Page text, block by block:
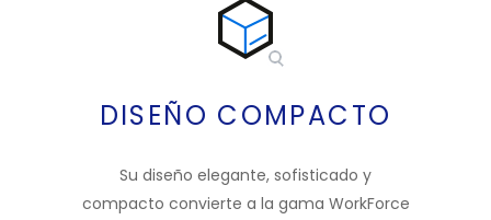
DISEÑO COMPACTO
Su diseño elegante, sofisticado y
compacto convierte a la gama WorkForce